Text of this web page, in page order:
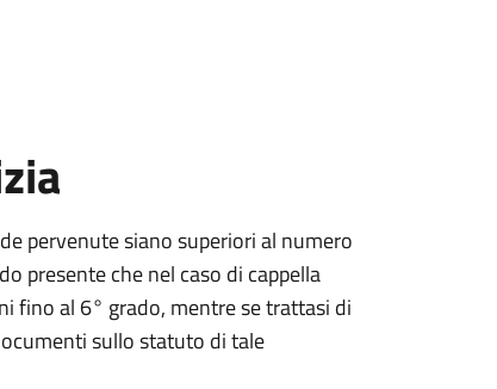
pervenute siano superiori al numero
presente che nel caso di cappella
fino al 6° grado, mentre se trattasi di
sullo statuto di tale